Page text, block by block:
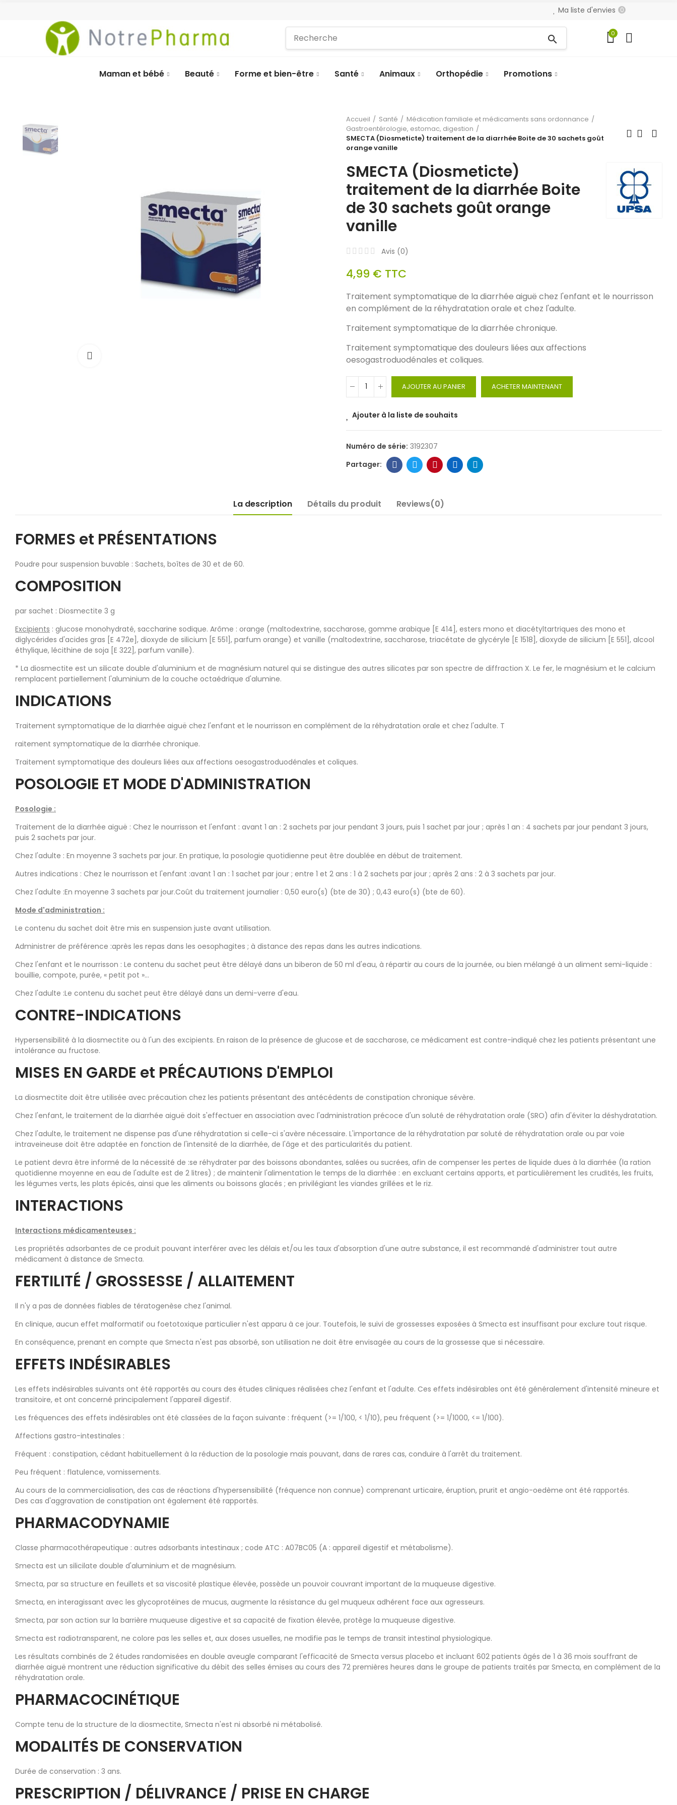
Ma liste d'envies 0
search 0
Maman et bébé Beauté Forme et bien-être Santé Animaux Orthopédie Promotions
Accueil Santé
Médication familiale et médicaments sans ordonnance
Gastroentérologie, estomac, digestion
SMECTA (Diosmeticte) traitement de la diarrhée Boite de 30 sachets goût
orange vanille
SMECTA (Diosmeticte)
traitement de la diarrhée Boite
de 30 sachets goût orange
vanille
Avis (0)
4,99 € TTC
Traitement symptomatique de la diarrhée aiguë chez l'enfant et le nourrisson
en complément de la réhydratation orale et chez l'adulte.
Traitement symptomatique de la diarrhée chronique.
Traitement symptomatique des douleurs liées aux affections
oesogastroduodénales et coliques.
AJOUTER AU PANIER ACHETER MAINTENANT
Ajouter à la liste de souhaits
Numéro de série: 3192307
La description Détails du produit Reviews(0)
FORMES et PRÉSENTATIONS
Poudre pour suspension buvable : Sachets, boîtes de 30 et de 60.
COMPOSITION
par sachet : Diosmectite 3 g
Excipients : glucose monohydraté, saccharine sodique. Arôme : orange (maltodextrine, saccharose, gomme arabique [E 414], esters mono et diacétyltartriques des mono et
diglycérides d'acides gras [E 472e], dioxyde de silicium [E 551], parfum orange) et vanille (maltodextrine, saccharose, triacétate de glycéryle [E 1518], dioxyde de silicium [E 551], alcool
éthylique, lécithine de soja [E 322], parfum vanille).
* La diosmectite est un silicate double d'aluminium et de magnésium naturel qui se distingue des autres silicates par son spectre de diffraction X. Le fer, le magnésium et le calcium
remplacent partiellement l'aluminium de la couche octaédrique d'alumine.
INDICATIONS
Traitement symptomatique de la diarrhée aiguë chez l'enfant et le nourrisson en complément de la réhydratation orale et chez l'adulte. T
raitement symptomatique de la diarrhée chronique.
Traitement symptomatique des douleurs liées aux affections oesogastroduodénales et coliques.
POSOLOGIE ET MODE D'ADMINISTRATION
Posologie :
Traitement de la diarrhée aiguë : Chez le nourrisson et l'enfant : avant 1 an : 2 sachets par jour pendant 3 jours, puis 1 sachet par jour ; après 1 an : 4 sachets par jour pendant 3 jours,
puis 2 sachets par jour.
Chez l'adulte : En moyenne 3 sachets par jour. En pratique, la posologie quotidienne peut être doublée en début de traitement.
Autres indications : Chez le nourrisson et l'enfant :avant 1 an : 1 sachet par jour ; entre 1 et 2 ans : 1 à 2 sachets par jour ; après 2 ans : 2 à 3 sachets par jour.
Chez l'adulte :En moyenne 3 sachets par jour.Coût du traitement journalier : 0,50 euro(s) (bte de 30) ; 0,43 euro(s) (bte de 60).
Mode d'administration :
Le contenu du sachet doit être mis en suspension juste avant utilisation.
Administrer de préférence :après les repas dans les oesophagites ; à distance des repas dans les autres indications.
Chez l'enfant et le nourrisson : Le contenu du sachet peut être délayé dans un biberon de 50 ml d'eau, à répartir au cours de la journée, ou bien mélangé à un aliment semi-liquide :
bouillie, compote, purée, « petit pot »...
Chez l'adulte :Le contenu du sachet peut être délayé dans un demi-verre d'eau.
CONTRE-INDICATIONS
Hypersensibilité à la diosmectite ou à l'un des excipients. En raison de la présence de glucose et de saccharose, ce médicament est contre-indiqué chez les patients présentant une
intolérance au fructose.
MISES EN GARDE et PRÉCAUTIONS D'EMPLOI
La diosmectite doit être utilisée avec précaution chez les patients présentant des antécédents de constipation chronique sévère.
Chez l'enfant, le traitement de la diarrhée aiguë doit s'effectuer en association avec l'administration précoce d'un soluté de réhydratation orale (SRO) afin d'éviter la déshydratation.
Chez l'adulte, le traitement ne dispense pas d'une réhydratation si celle-ci s'avère nécessaire. L'importance de la réhydratation par soluté de réhydratation orale ou par voie
intraveineuse doit être adaptée en fonction de l'intensité de la diarrhée, de l'âge et des particularités du patient.
Le patient devra être informé de la nécessité de :se réhydrater par des boissons abondantes, salées ou sucrées, afin de compenser les pertes de liquide dues à la diarrhée (la ration
quotidienne moyenne en eau de l'adulte est de 2 litres) ; de maintenir l'alimentation le temps de la diarrhée : en excluant certains apports, et particulièrement les crudités, les fruits,
les légumes verts, les plats épicés, ainsi que les aliments ou boissons glacés ; en privilégiant les viandes grillées et le riz.
INTERACTIONS
Interactions médicamenteuses :
Les propriétés adsorbantes de ce produit pouvant interférer avec les délais et/ou les taux d'absorption d'une autre substance, il est recommandé d'administrer tout autre
médicament à distance de Smecta.
FERTILITÉ / GROSSESSE / ALLAITEMENT
Il n'y a pas de données fiables de tératogenèse chez l'animal.
En clinique, aucun effet malformatif ou foetotoxique particulier n'est apparu à ce jour. Toutefois, le suivi de grossesses exposées à Smecta est insuffisant pour exclure tout risque.
En conséquence, prenant en compte que Smecta n'est pas absorbé, son utilisation ne doit être envisagée au cours de la grossesse que si nécessaire.
EFFETS INDÉSIRABLES
Les effets indésirables suivants ont été rapportés au cours des études cliniques réalisées chez l'enfant et l'adulte. Ces effets indésirables ont été généralement d'intensité mineure et
transitoire, et ont concerné principalement l'appareil digestif.
Les fréquences des effets indésirables ont été classées de la façon suivante : fréquent (>= 1/100, < 1/10), peu fréquent (>= 1/1000, <= 1/100).
Affections gastro-intestinales :
Fréquent : constipation, cédant habituellement à la réduction de la posologie mais pouvant, dans de rares cas, conduire à l'arrêt du traitement.
Peu fréquent : flatulence, vomissements.
Au cours de la commercialisation, des cas de réactions d'hypersensibilité (fréquence non connue) comprenant urticaire, éruption, prurit et angio-oedème ont été rapportés.
Des cas d'aggravation de constipation ont également été rapportés.
PHARMACODYNAMIE
Classe pharmacothérapeutique : autres adsorbants intestinaux ; code ATC : A07BC05 (A : appareil digestif et métabolisme).
Smecta est un silicilate double d'aluminium et de magnésium.
Smecta, par sa structure en feuillets et sa viscosité plastique élevée, possède un pouvoir couvrant important de la muqueuse digestive.
Smecta, en interagissant avec les glycoprotéines de mucus, augmente la résistance du gel muqueux adhérent face aux agresseurs.
Smecta, par son action sur la barrière muqueuse digestive et sa capacité de fixation élevée, protège la muqueuse digestive.
Smecta est radiotransparent, ne colore pas les selles et, aux doses usuelles, ne modifie pas le temps de transit intestinal physiologique.
Les résultats combinés de 2 études randomisées en double aveugle comparant l'efficacité de Smecta versus placebo et incluant 602 patients âgés de 1 à 36 mois souffrant de
diarrhée aiguë montrent une réduction significative du débit des selles émises au cours des 72 premières heures dans le groupe de patients traités par Smecta, en complément de la
réhydratation orale.
PHARMACOCINÉTIQUE
Compte tenu de la structure de la diosmectite, Smecta n'est ni absorbé ni métabolisé.
MODALITÉS DE CONSERVATION
Durée de conservation : 3 ans.
PRESCRIPTION / DÉLIVRANCE / PRISE EN CHARGE